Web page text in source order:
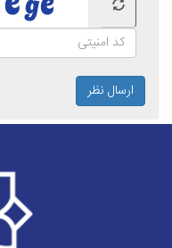
ارسال نظر